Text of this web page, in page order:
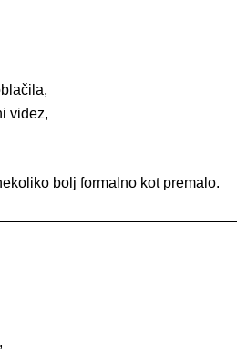
videz,
bolj formalno kot premalo.